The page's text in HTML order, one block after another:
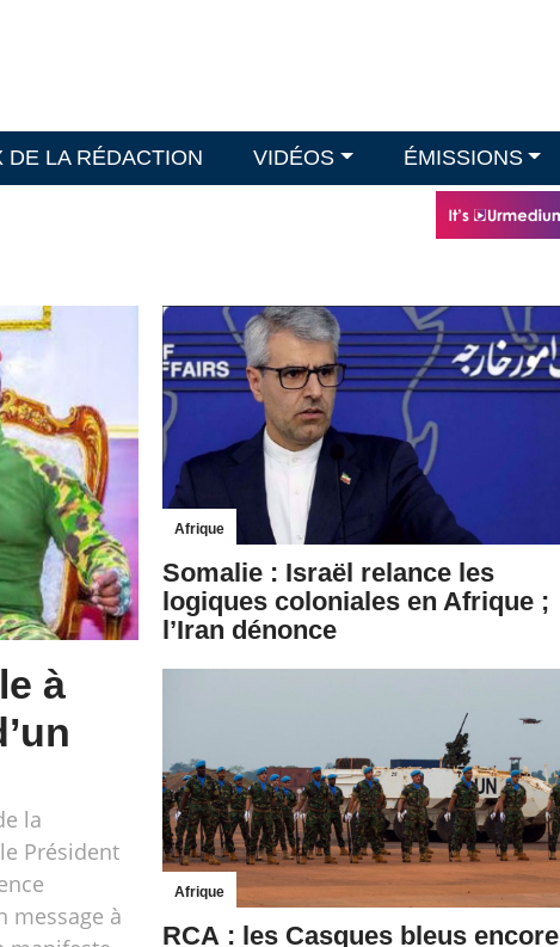
DE LA RÉDACTION VIDÉOS ÉMISSIONS
à
la
Président
message à
Afrique
Somalie : Israël relance les
logiques coloniales en Afrique ;
l’Iran dénonce
Afrique
RCA : les Casques bleus encore